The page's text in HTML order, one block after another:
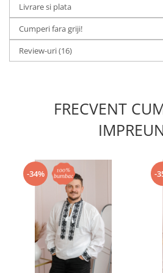
Livrare si plata
Cumperi fara griji!
Review-uri(16)
FRECVENT
-34% -